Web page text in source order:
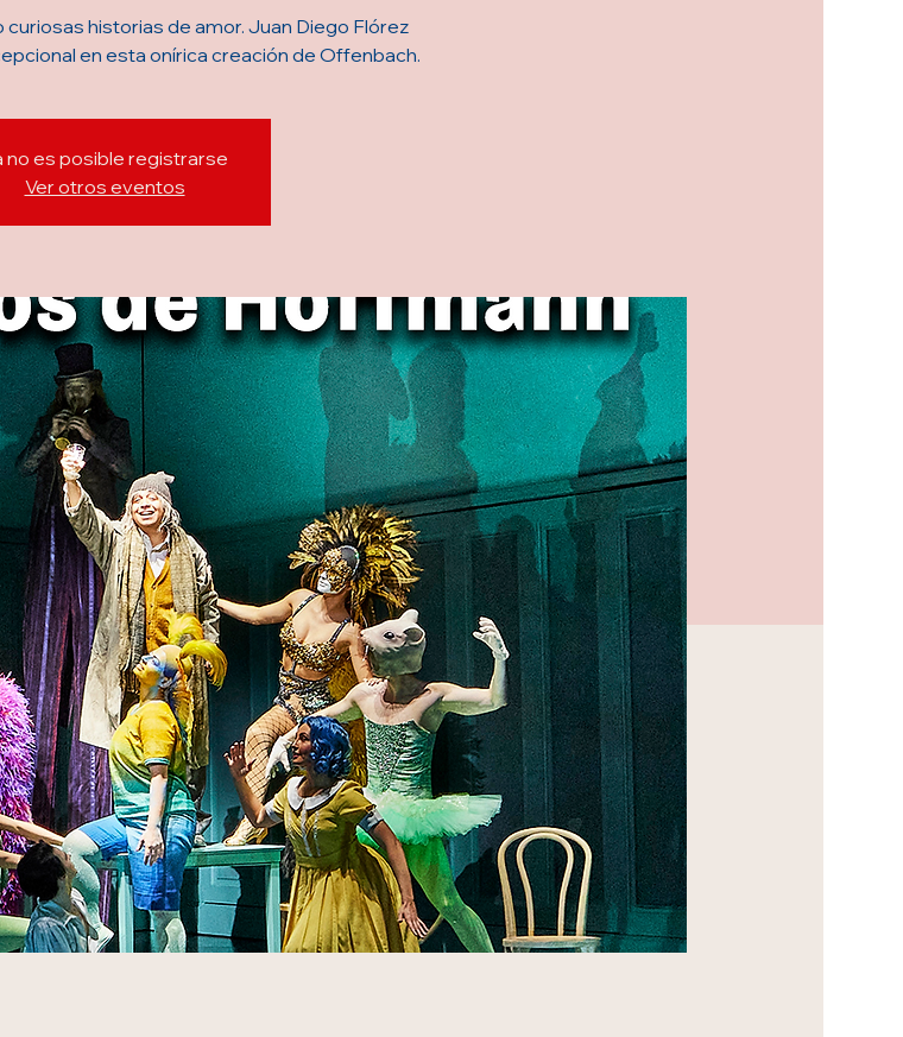
historias de amor. Juan Diego Flórez
en esta onírica creación de Offenbach.
no es posible registrarse
Ver otros eventos